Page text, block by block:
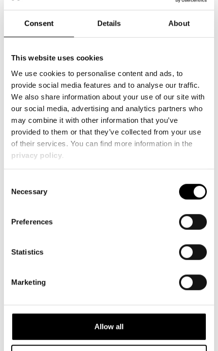
Consent Details About
This website uses cookies
We use cookies to personalise content and ads, to
provide social media features and to analyse our traffic.
We also share information about your use of our site with
our social media, advertising and analytics partners who
may combine it with other information that you’ve
provided to them or that they’ve collected from your use
of their services. You can find more information in the
privacy policy.
Selection
Necessary
Preferences
Statistics
Marketing
Allow all
Ausdehnungskoeffizient ist trotz
unterschiedlichen Temperatureinflüssen gleich
gering und ermöglicht ein einfaches Manipulieren
der Vorrichtung.
Gerade bei großen Abmessungen wie in der
Schienenindustrie (Zug, Wagon) oder in der
Luftfahrt sind die Vorrichtungen und Lehren sehr
sperrig. Leichtbau CFK-Lehren überzeugen durch
ihr geringes Gewicht und ihre Steifigkeit.